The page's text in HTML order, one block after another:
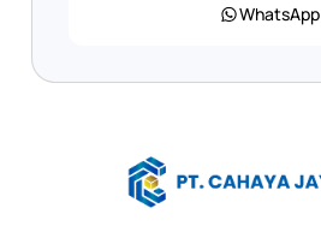
WhatsApp